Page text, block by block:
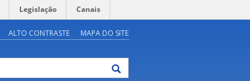
Legislação Canais
ALTO CONTRASTE MAPA DO SITE